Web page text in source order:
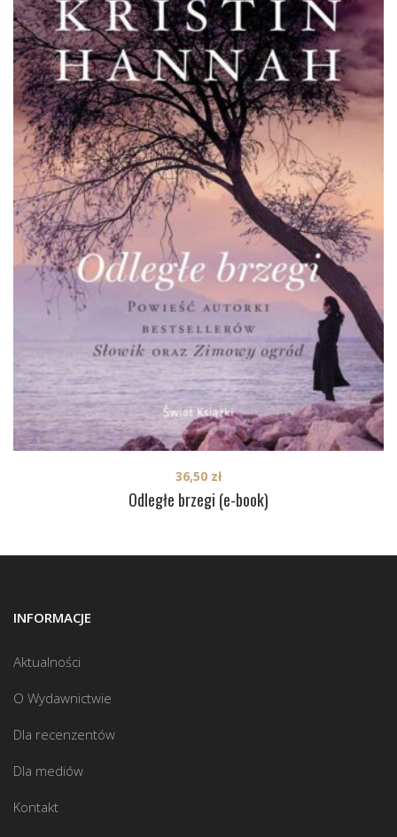
Odległe brzegi (e-book)
36,50 zł
INFORMACJE
Aktualności
O Wydawnictwie
Dla recenzentów
Dla mediów
Kontakt